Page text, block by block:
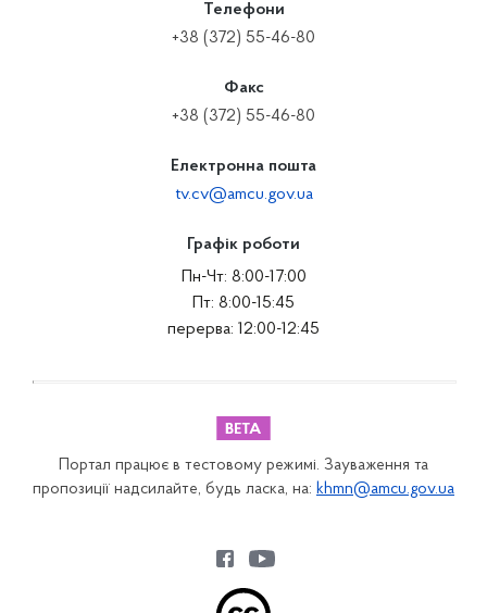
Телефони
+38 (372) 55-46-80
Факс
+38 (372) 55-46-80
Електронна пошта
tv.cv@amcu.gov.ua
Графік роботи
Пн-Чт: 8:00-17:00
Пт: 8:00-15:45
перерва: 12:00-12:45
Портал працює в тестовому режимі. Зауваження та
пропозиції надсилайте, будь ласка, на: khmn@amcu.gov.ua